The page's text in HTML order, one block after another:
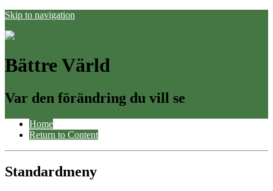
Skip to navigation
Bättre Värld
Var den förändring du vill se
Home
Return to Content
Standardmeny